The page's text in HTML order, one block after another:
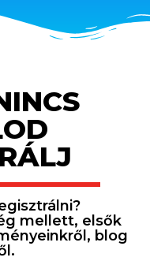
mellett, elsők
blog